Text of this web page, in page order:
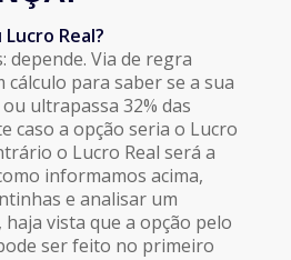
Real?
depende. Via de regra
cálculo para saber se a sua
ultrapassa 32% das
caso a opção seria o Lucro
o Lucro Real será a
informamos acima,
e analisar um
vista que a opção pelo
ser feito no primeiro